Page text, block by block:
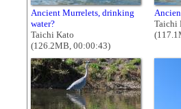
Ancient Murrelets, drinking
water?
Taichi Kato
(126.2MB, 00:00:43)
Taichi